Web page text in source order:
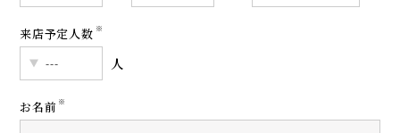
来店予定人数 ※
人
お名前 ※